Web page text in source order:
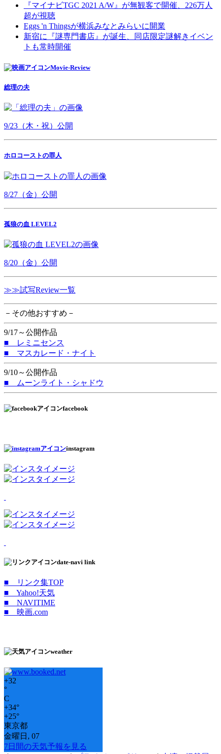
『マイナビTGC 2021 A/W』が無観客で開催、226万人
超が視聴
Eggs 'n Thingsが横浜みなとみらいに開業
新宿に『謎専門書店』が誕生、同店限定謎解きイベン
トも常時開催
Movie-Review
総理の夫
9/23（木・祝）公開
ホロコーストの罪人
8/27（金）公開
孤狼の血 LEVEL2
8/20（金）公開
≫≫試写Review一覧
－その他おすすめ－
9/17～公開作品
■ レミニセンス
■ マスカレード・ナイト
9/10～公開作品
■ ムーンライト・シャドウ
facebook
instagram
date-navi link
■ リンク集TOP
■ Yahoo!天気
■ NAVITIME
■ 映画.com
weather
+32
°
C
+34°
+25°
東京都
金曜日, 07
7日間の天気予報を見る